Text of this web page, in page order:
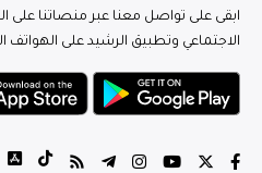
ابقى على تواصل معنا عبر منصاتنا على
الاجتماعي وتطبيق الرشيد على الهواتف